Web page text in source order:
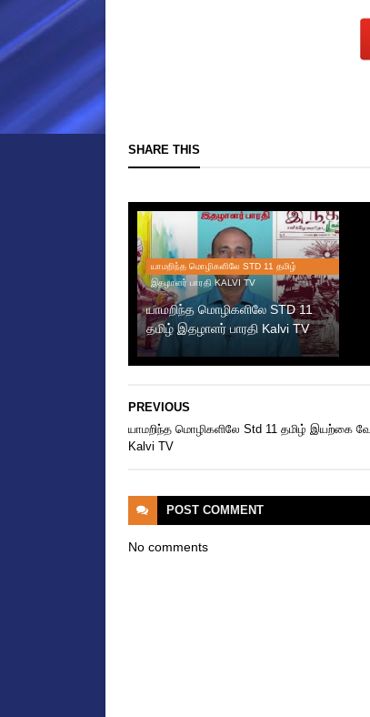
SHARE THIS
யாமறிந்த மொழிகளிலே STD 11 தமிழ்
இதழாளர் பாரதி KALVI TV
யாமறிந்த மொழிகளிலே STD 11
தமிழ் இதழாளர் பாரதி Kalvi TV
PREVIOUS
யாமறிந்த மொழிகளிலே Std 11 தமிழ் இயற்கை
Kalvi TV
POST COMMENT
No comments